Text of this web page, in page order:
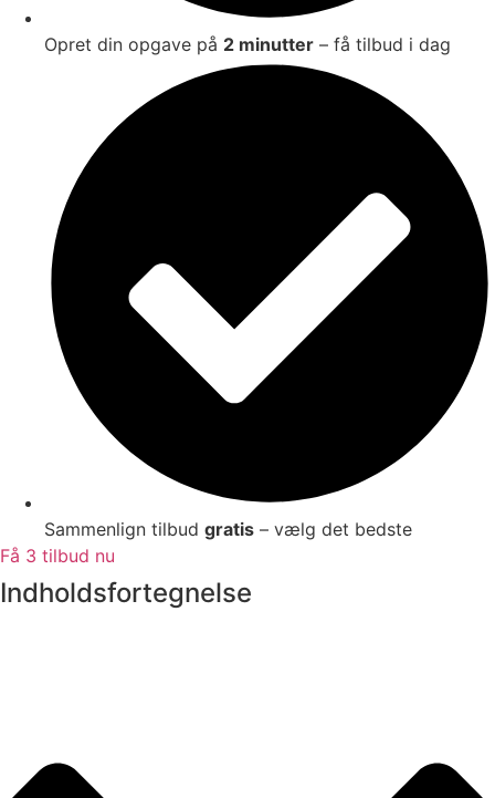
Opret din opgave på 2 minutter – få tilbud i dag
Sammenlign tilbud gratis – vælg det bedste
Få 3 tilbud nu
Indholdsfortegnelse